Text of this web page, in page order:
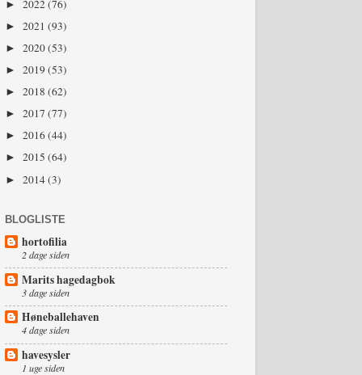
► 2022(76)
► 2021 (93)
► 2020(53)
► 2019(53)
► 2018 (62)
► 2017 (77)
► 2016(44)
► 2015 (64)
► 2014(3)
BLOGLISTE
hortofilia
2 dage siden
Marits hagedagbok
3 dage siden
Høneballehaven
4 dage siden
havesysler
1 uge siden